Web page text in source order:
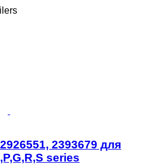
2393679 для
series